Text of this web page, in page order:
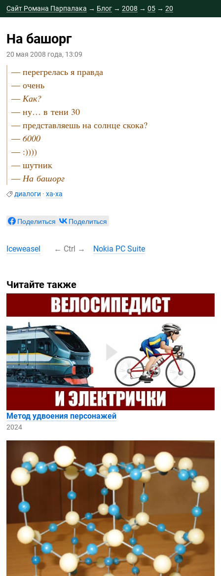
Сайт Романа Парпалака → Блог →2008 →05 →20
На башорг
20 мая 2008 года, 13:09
— перегрелась я правда
— очень
— Как?
— ну… в тени 30
— представляешь на солнце скока?
—6000
— :))))
— шутник
— На башорг
диалоги ·ха-ха
Поделиться Поделиться
Iceweasel ← Ctrl → Nokia PC Suite
Читайте также
Метод удвоения персонажей
2024